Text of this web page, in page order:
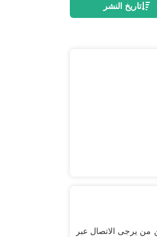
تاريخ النشر
2 بالغين 2 أطفال (1 & 3 سنوات) مشاركة الغرفة مع الأطفال الإجازة يمكن مناقشتها تواين من يرجى الاتصال عبر